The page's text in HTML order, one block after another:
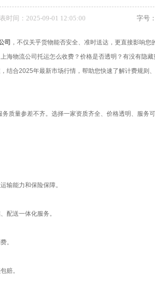
字号：
时间：2025-09-01 12:05:00
司 ，不仅关乎货物能否安全、准时送达，更直接影响您
海物流公司托运怎么收费？价格是否透明？有没有隐藏
结合2025年最新市场行情，帮助您快速了解计费规则
质量参差不齐。选择一家资质齐全、价格透明、服务
输能力和保险保障。
配送一体化服务。
。
赔。